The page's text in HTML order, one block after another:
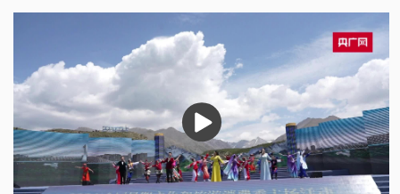
播
放